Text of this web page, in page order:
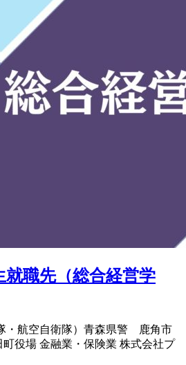
就職先（総合経営学
・航空自衛隊）青森県警 鹿角市
役場 金融業・保険業 株式会社プ